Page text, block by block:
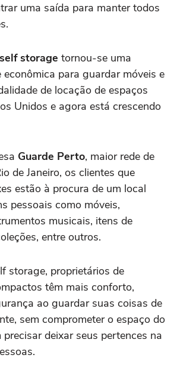
uma saída para manter todos
self storage tornou-se uma
para guardar móveis e
de locação de espaços
Unidos e agora está crescendo
Guarde Perto, maior rede de
de Janeiro, os clientes que
estão à procura de um local
pessoais como móveis,
musicais, itens de
entre outros.
storage, proprietários de
têm mais conforto,
ao guardar suas coisas de
sem comprometer o espaço do
precisar deixar seus pertences na